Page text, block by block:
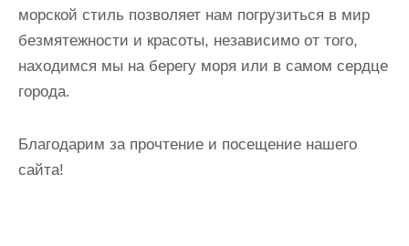
морской стиль позволяет нам погрузиться в мир
безмятежности и красоты, независимо от того,
находимся мы на берегу моря или в самом сердце
города.
Благодарим за прочтение и посещение нашего
сайта!